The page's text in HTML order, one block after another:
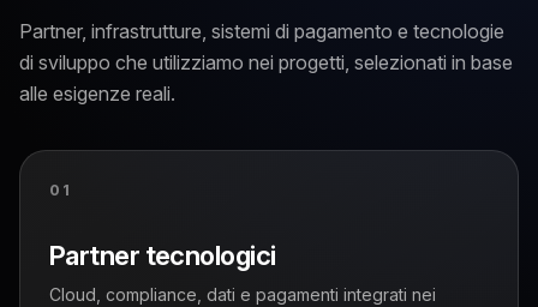
Partner, infrastrutture, sistemi di pagamento e tecnologie
di sviluppo che utilizziamo nei progetti, selezionati in base
alle esigenze reali.
01
Partner tecnologici
Cloud, compliance, dati e pagamenti integrati nei